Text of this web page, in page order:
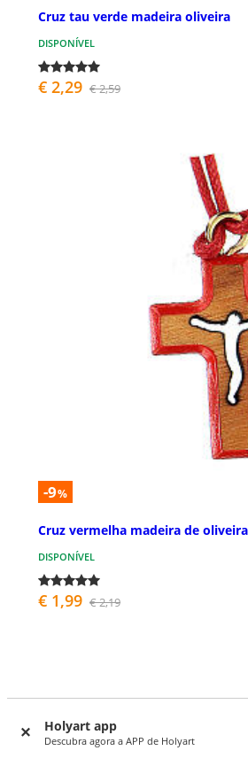
Holyart app
Descubra agora a APP de Holyart
Cruz tau verde madeira oliveira
DISPONÍVEL
€ 2,29 € 2,59
-9%
Cruz vermelha madeira de
DISPONÍVEL
€ 1,99 € 2,19
O que dizem de nós